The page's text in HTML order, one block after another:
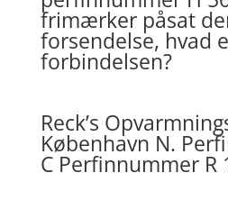
frimærker påsat
forsendelse, hvad
forbindelsen?
Reck’s
København N.
C Perfinnummer R